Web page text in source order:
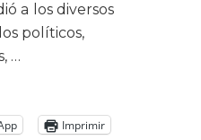
a los diversos
políticos,
…
Imprimir